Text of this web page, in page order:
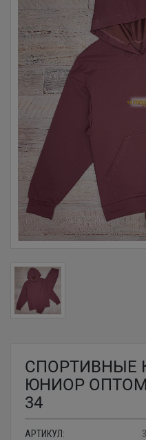
СПОРТИВНЫЕ
ЮНИОР ОПТОМ
34
АРТИКУЛ: